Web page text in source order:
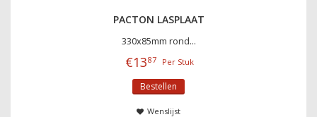
PACTON LASPLAAT
330x85mm rond...
€1387 Per Stuk
Bestellen
Wenslijst